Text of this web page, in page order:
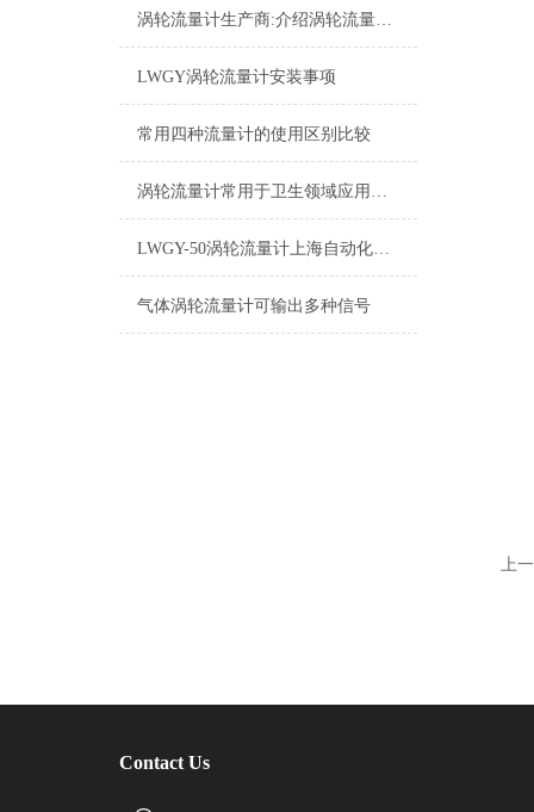
涡轮流量计生产商:介绍涡轮流量计的型号有哪些
LWGY涡轮流量计安装事项
常用四种流量计的使用区别比较
涡轮流量计常用于卫生领域应用概况
LWGY-50涡轮流量计上海自动化仪表九厂
气体涡轮流量计可输出多种信号
上
Contact Us